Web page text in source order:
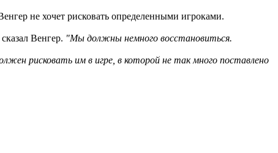
не хочет рисковать определенными игроками.
сказал Венгер. "Мы должны немного восстановиться.
рисковать им в игре, в которой не так много поставлено